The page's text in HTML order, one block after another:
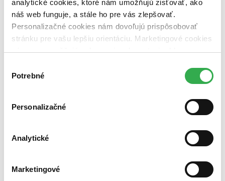
analytické cookies, ktoré nám umožňujú zisťovať, ako
náš web funguje, a stále ho pre vás zlepšovať.
Personalizačné cookies nám dovoľujú prispôsobovať
stránku pre vašu lepšiu orientáciu. Marketingové cookies
nám zas umožňujú zobrazenie relevantnej reklamy.
nám pomohlo, keby sme mohli používať všetky tieto
súhlasu
Potrebné
Personalizačné
Analytické
Marketingové
čítaná (0 titulov)čítaná
čítaná - výborný stav (0 titulov)čítaná - výborný stav
čítaná - mierne opotrebovaná (0 titulov)čítaná - mierne
čítané verzie vypredaných kníh (0 titulov)čítané verzie
vypredaných kníh
Bestsellery
Najdrahšie
Najlacnejšie